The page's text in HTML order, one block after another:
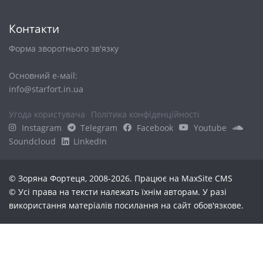
Контакти
Форма зворотнього зв'язку
Основний е-маіl:
info@starfort.in.ua
Угода користувача
Політика конфіденційності
Instagram
Telegram Facebook
Youtube
Soundcloud
LinkedIn
© Зоряна Фортеця, 2008-2026. Працює на MaxSite CMS
© Усі права на тексти належать їхнім авторам. У разі
використання матеріалів посилання на сайт обов'язкове.